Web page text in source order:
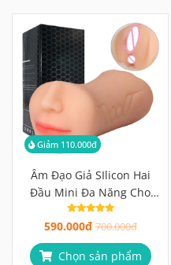
Giảm 110.000đ
Âm Đạo Giả SIlicon Hai
Đầu Mini Đa Năng Cho
Nam
590.000đ 700.000đ
Chọn sản phẩm